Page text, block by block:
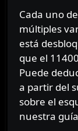
Cada uno
múltiples
está
que el
Puede
a partir del
sobre el
nuestra